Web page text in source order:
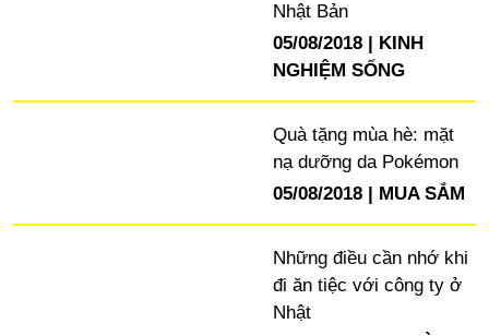
Nhật Bản
05/08/2018
KINH
NGHIỆM SỐNG
Quà tặng mùa hè: mặt
nạ dưỡng da Pokémon
05/08/2018
MUA SẮM
Những điều cần nhớ khi
đi ăn tiệc với công ty ở
Nhật